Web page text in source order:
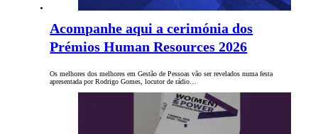
Acompanhe aqui a cerimónia dos
Prémios Human Resources 2026
Os melhores dos melhores em Gestão de Pessoas vão ser revelados numa festa
apresentada por Rodrigo Gomes, locutor de rádio…